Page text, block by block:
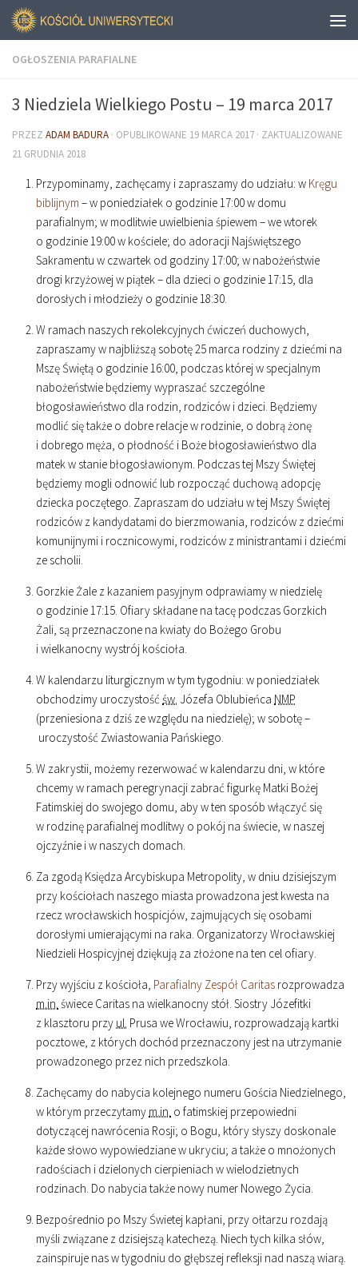
OGŁOSZENIA PARAFIALNE
3 Niedziela Wielkiego Postu – 19 marca 2017
PRZEZ ADAM BADURA · OPUBLIKOWANE 19 MARCA 2017 · ZAKTUALIZOWANE
21 GRUDNIA 2018
Przypominamy, zachęcamy i zapraszamy do udziału: w Kręgu
biblijnym – w poniedziałek o godzinie17:00w domu
parafialnym; w modlitwie uwielbienia śpiewem – we wtorek
o godzinie19:00w kościele; do adoracji Najświętszego
Sakramentu w czwartek od godziny17:00; w nabożeństwie
drogi krzyżowej w piątek – dla dzieci o godzinie17:15, dla
dorosłych i młodzieży o godzinie18:30.
W ramach naszych rekolekcyjnych ćwiczeń duchowych,
zapraszamy w najbliższą sobotę 25 marca rodziny z dziećmi na
Mszę Świętą o godzinie16:00, podczas której w specjalnym
nabożeństwie będziemy wypraszać szczególne
błogosławieństwo dla rodzin, rodziców i dzieci. Będziemy
modlić się także o dobre relacje w rodzinie, o dobrą żonę
i dobrego męża, o płodność i Boże błogosławieństwo dla
matek w stanie błogosławionym. Podczas tej Mszy Świętej
będziemy mogli odnowić lub rozpocząć duchową adopcję
dziecka poczętego. Zapraszam do udziału w tej Mszy Świętej
rodziców z kandydatami do bierzmowania, rodziców z dziećmi
komunijnymi i rocznicowymi, rodziców z ministrantami i dziećmi
ze scholii.
Gorzkie Żale z kazaniem pasyjnym odprawiamy w niedzielę
o godzinie17:15. Ofiary składane na tacę podczas Gorzkich
Żali, są przeznaczone na kwiaty do Bożego Grobu
i wielkanocny wystrój kościoła.
W kalendarzu liturgicznym w tym tygodniu: w poniedziałek
obchodzimy uroczystośćśw. Józefa Oblubieńca NMP
(przeniesiona z dziś ze względu na niedzielę); w sobotę –
uroczystość Zwiastowania Pańskiego.
W zakrystii, możemy rezerwować w kalendarzu dni, w które
chcemy w ramach peregrynacji zabrać figurkę Matki Bożej
Fatimskiej do swojego domu, aby w ten sposób włączyć się
w rodzinę parafialnej modlitwy o pokój na świecie, w naszej
ojczyźnie i w naszych domach.
Za zgodą Księdza Arcybiskupa Metropolity, w dniu dzisiejszym
przy kościołach naszego miasta prowadzona jest kwesta na
rzecz wrocławskich hospicjów, zajmujących się osobami
dorosłymi umierającymi na raka. Organizatorzy Wrocławskiej
Niedzieli Hospicyjnej dziękują za złożone na ten cel ofiary.
Przy wyjściu z kościoła, Parafialny Zespół Caritas rozprowadza
m.in. świece Caritas na wielkanocny stół. Siostry Józefitki
z klasztoru przy ul. Prusa we Wrocławiu, rozprowadzają kartki
pocztowe, z których dochód przeznaczony jest na utrzymanie
prowadzonego przez nich przedszkola.
Zachęcamy do nabycia kolejnego numeru Gościa Niedzielnego,
w którym przeczytamy m.in. o fatimskiej przepowiedni
dotyczącej nawrócenia Rosji; o Bogu, który słyszy doskonale
każde słowo wypowiedziane w ukryciu; a także o mnożonych
radościach i dzielonych cierpieniach w wielodzietnych
rodzinach. Do nabycia także nowy numer Nowego Życia.
Bezpośrednio po Mszy Świetej kapłani, przy ołtarzu rozdają
myśli związane z dzisiejszą katechezą. Niech tych kilka słów,
zainspiruje nas w tygodniu do głębszej refleksji nad naszą wiarą.